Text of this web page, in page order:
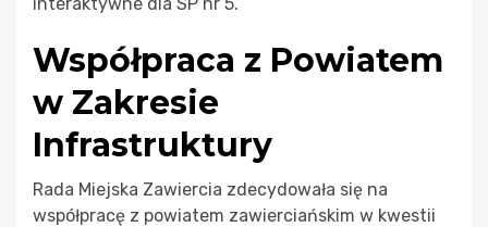
Współpraca z Powiatem
w Zakresie
Infrastruktury
Rada Miejska Zawiercia zdecydowała się na
współpracę z powiatem zawierciańskim w kwestii